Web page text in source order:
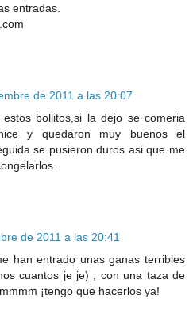
entradas.
de 2011 a las 20:07
bollitos,si la dejo se comeria
y quedaron muy buenos el
se pusieron duros asi que me
de 2011 a las 20:41
han entrado unas ganas terribles
cuantos je je) , con una taza de
¡tengo que hacerlos ya!